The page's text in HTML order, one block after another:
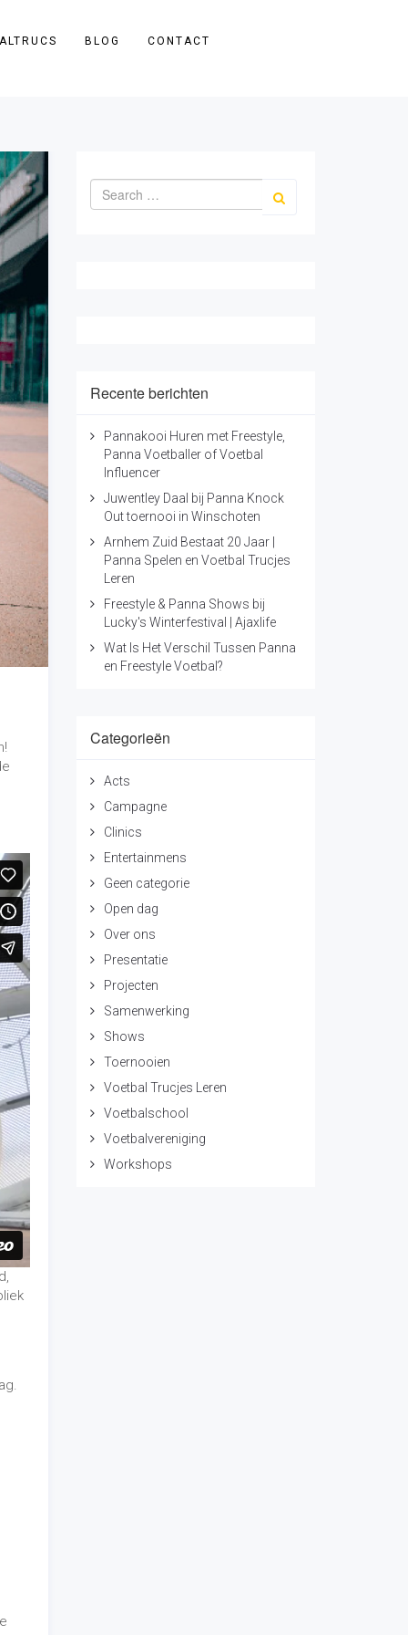
BLOG CONTACT
Recente berichten
Pannakooi Huren met Freestyle,
Panna Voetballer of Voetbal
Influencer
Juwentley Daal bij Panna Knock
Out toernooi in Winschoten
Arnhem Zuid Bestaat 20 Jaar |
Panna Spelen en Voetbal Trucjes
Leren
Freestyle & Panna Shows bij
Lucky's Winterfestival | Ajaxlife
Wat Is Het Verschil Tussen Panna
en Freestyle Voetbal?
Categorieën
Acts
Campagne
Clinics
Entertainmens
Geen categorie
Open dag
Over ons
Presentatie
Projecten
Samenwerking
Shows
Toernooien
Voetbal Trucjes Leren
Voetbalschool
Voetbalvereniging
Workshops